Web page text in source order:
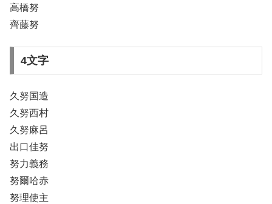
高橋努
齊藤努
4文字
久努国造
久努西村
久努麻呂
出口佳努
努力義務
努爾哈赤
努理使主